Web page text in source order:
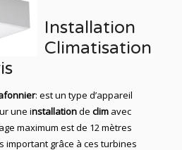
Installation
Climatisation
: est un type d’appareil
une installationdeclim avec
maximum est de 12 mètres
important grâce à ces turbines